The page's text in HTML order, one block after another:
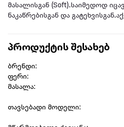
მასალისგან (Soft).საიმედოდ
ნაკაწრებისგან და
დამზადებულია არა მავნე
პროდუქტის შესახებ
ბრენდი:
ფერი:
მასალა:
თავსებადი მოდელი: